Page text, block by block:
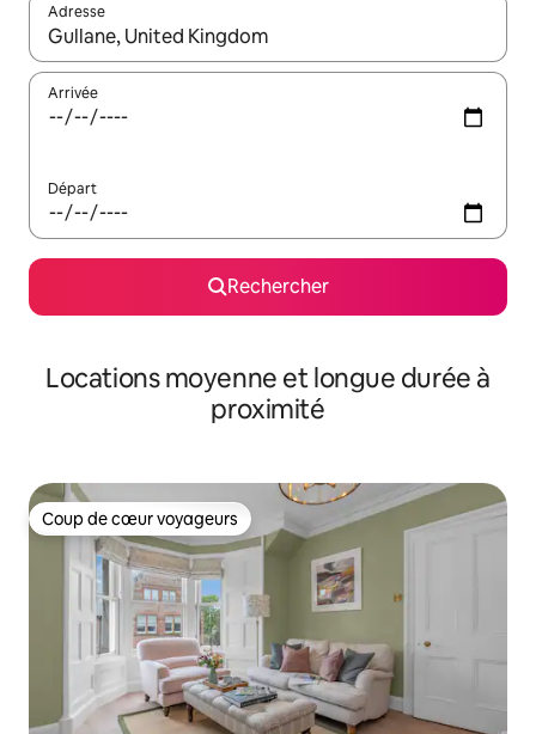
Adresse
Lorsque les résultats s'affichent, utilisez les flèches vers le
Arrivée
Départ
Rechercher
Locations moyenne et longue durée à
proximité
Coup de cœur voyageurs
Coup de cœur voyageurs